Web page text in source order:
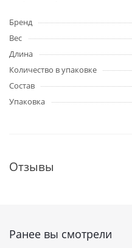
Бренд
Вес
Длина
Количество в упаковке
Состав
Упаковка
Отзывы
Ранее вы смотрели